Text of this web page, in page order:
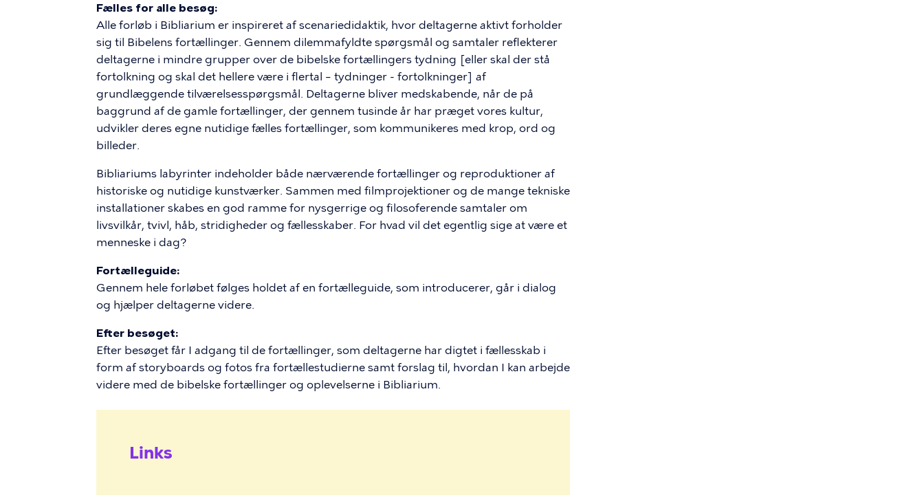
Fælles for alle besøg:
Alle forløb i Bibliarium er inspireret af scenariedidaktik, hvor deltagerne aktivt forholder
sig til Bibelens fortællinger. Gennem dilemmafyldte spørgsmål og samtaler reflekterer
deltagerne i mindre grupper over de bibelske fortællingers tydning [eller skal der stå
fortolkning og skal det hellere være i flertal – tydninger - fortolkninger] af
grundlæggende tilværelsesspørgsmål. Deltagerne bliver medskabende, når de på
baggrund af de gamle fortællinger, der gennem tusinde år har præget vores kultur,
udvikler deres egne nutidige fælles fortællinger, som kommunikeres med krop, ord og
billeder.
Bibliariums labyrinter indeholder både nærværende fortællinger og reproduktioner af
historiske og nutidige kunstværker. Sammen med filmprojektioner og de mange tekniske
installationer skabes en god ramme for nysgerrige og filosoferende samtaler om
livsvilkår, tvivl, håb, stridigheder og fællesskaber. For hvad vil det egentlig sige at være et
menneske i dag?
Fortælleguide:
Gennem hele forløbet følges holdet af en fortælleguide, som introducerer, går i dialog
og hjælper deltagerne videre.
Efter besøget:
Efter besøget får I adgang til de fortællinger, som deltagerne har digtet i fællesskab i
form af storyboards og fotos fra fortællestudierne samt forslag til, hvordan I kan arbejde
videre med de bibelske fortællinger og oplevelserne i Bibliarium.
Links